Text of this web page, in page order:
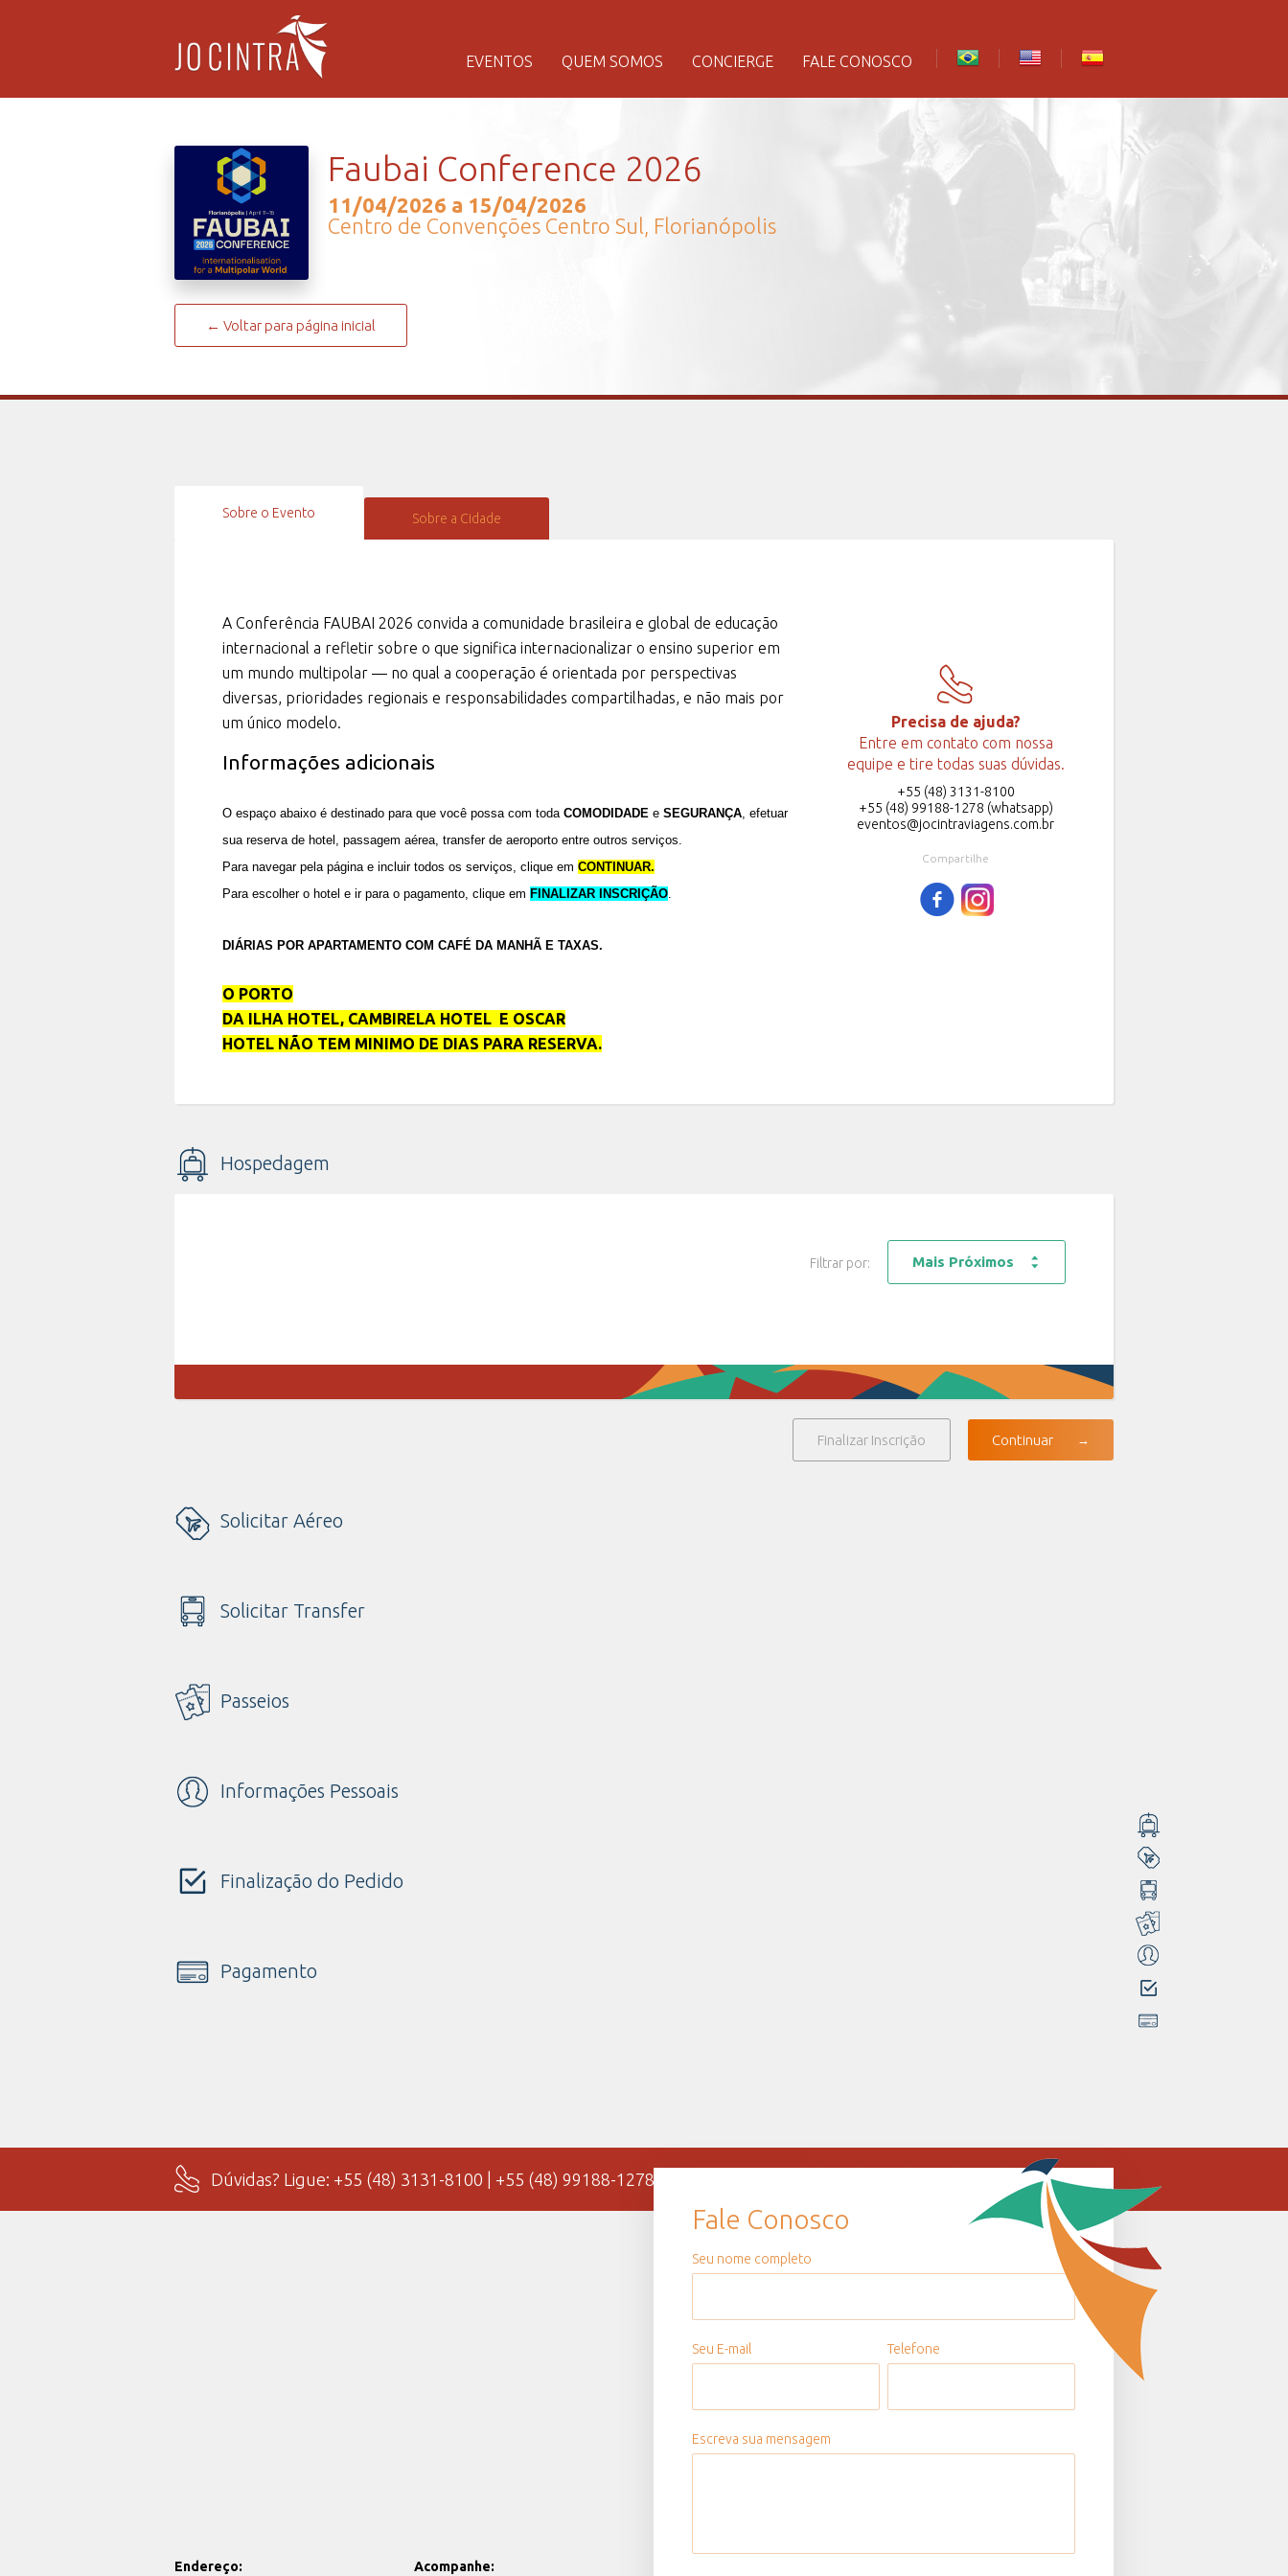
EVENTOS QUEM SOMOS CONCIERGE FALE CONOSCO
Faubai Conference 2026
11/04/2026 a 15/04/2026
Centro de Convenções Centro Sul, Florianópolis
← Voltar para página inicial
Sobre o Evento Sobre a Cidade
Precisa de ajuda?
Entre em contato com nossa
equipe e tire todas suas dúvidas.
+55 (48) 3131-8100
+55 (48) 99188-1278 (whatsapp)
eventos@jocintraviagens.com.br
Compartilhe
f
A Conferência FAUBAI 2026 convida a comunidade brasileira e global de educação
internacional a refletir sobre o que significa internacionalizar o ensino superior em
um mundo multipolar — no qual a cooperação é orientada por perspectivas
diversas, prioridades regionais e responsabilidades compartilhadas, e não mais por
um único modelo.
Informações adicionais
O espaço abaixo é destinado para que você possa com toda COMODIDADE e SEGURANÇA, efetuar
sua reserva de hotel, passagem aérea, transfer de aeroporto entre outros serviços.
Para navegar pela página e incluir todos os serviços, clique em CONTINUAR.
Para escolher o hotel e ir para o pagamento, clique em FINALIZAR INSCRIÇÃO.
DIÁRIAS POR APARTAMENTO COM CAFÉ DA MANHÃ E TAXAS.
O PORTO
DA ILHA HOTEL, CAMBIRELA HOTEL E OSCAR
HOTEL NÃO TEM MINIMO DE DIAS PARA RESERVA.
Hospedagem
Filtrar por: Mais Próximos
Finalizar Inscrição Continuar
Solicitar Aéreo
Solicitar Transfer
Passeios
Informações Pessoais
Finalização do Pedido
Pagamento
Dúvidas? Ligue: +55 (48) 3131-8100 | +55 (48) 99188-1278 (whatsapp)
Fale Conosco
Seu nome completo
Seu E-mail Telefone
Escreva sua mensagem
Endereço: Acompanhe: